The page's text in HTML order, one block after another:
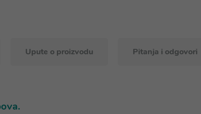
Upute o proizvodu Pitanja i odgovori